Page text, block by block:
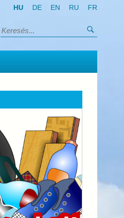
HU DE EN RU FR
Keresés: